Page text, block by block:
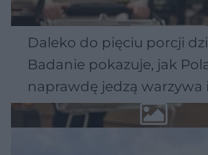
Daleko do pięciu porcji
Badanie pokazuje, jak
naprawdę jedzą warzywa